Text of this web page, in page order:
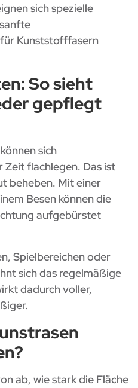
sich spezielle
Kunststofffasern
So sieht
gepflegt
sich
Zeit flachlegen. Das ist
beheben. Mit einer
Besen können die
aufgebürstet
Spielbereichen oder
sich das regelmäßige
dadurch voller,
ab, wie stark die Fläche